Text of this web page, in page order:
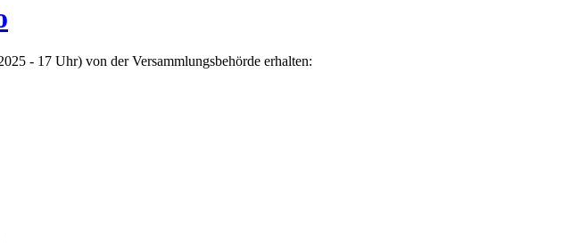
- 17 Uhr) von der Versammlungsbehörde erhalten: